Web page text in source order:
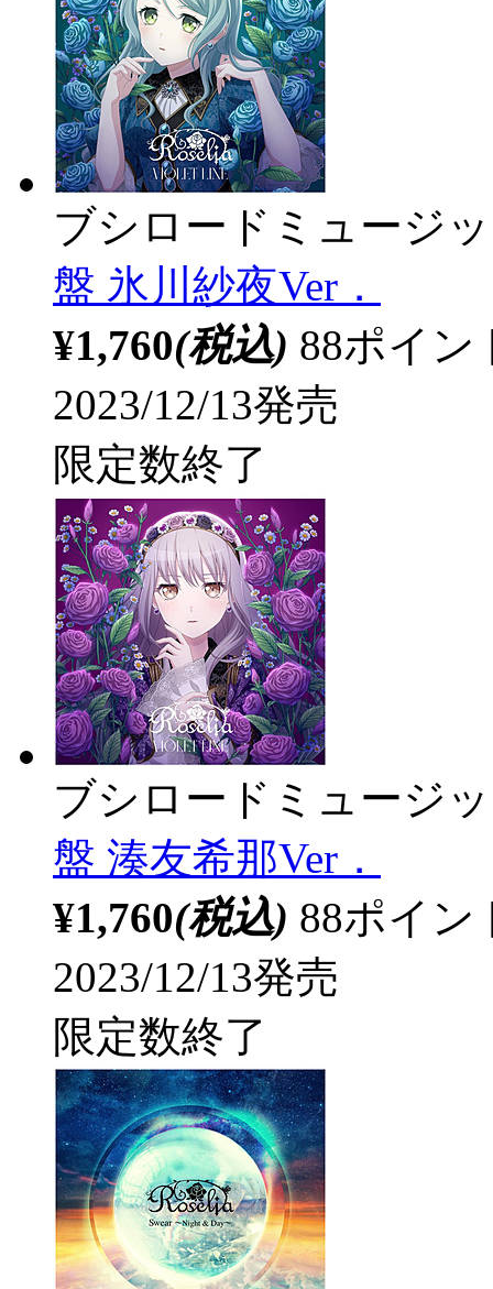
ブシロードミュージ
盤 氷川紗夜Ver．
¥1,760(税込) 88ポイ
2023/12/13発売
限定数終了
ブシロードミュージ
盤 湊友希那Ver．
¥1,760(税込) 88ポイ
2023/12/13発売
限定数終了